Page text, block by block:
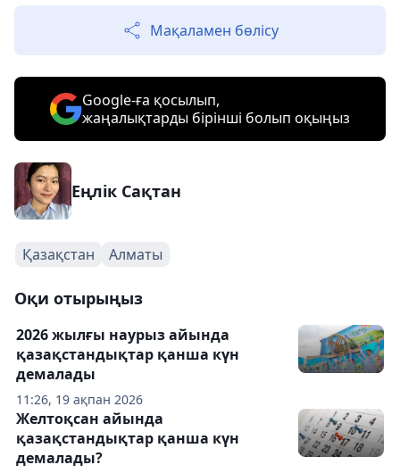
Мақаламен бөлісу
Google-ға қосылып,
жаңалықтарды бірінші болып оқыңыз
Еңлік Сақтан
Қазақстан Алматы
Оқи отырыңыз
11:26, 19 ақпан 2026
2026 жылғы наурыз айында
қазақстандықтар қанша күн
демалады
Желтоқсан айында
қазақстандықтар қанша күн
демалады?